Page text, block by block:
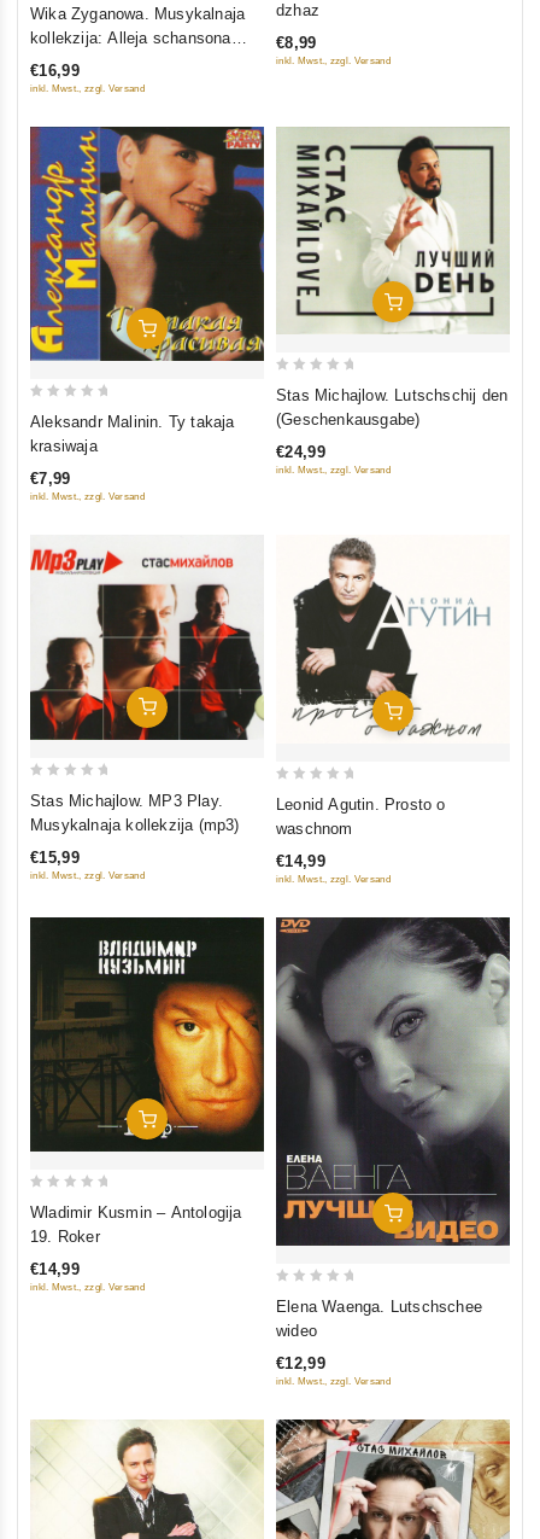
5
Wika Zyganowa. Musykalnaja
kollekzija: Alleja schansona
(DigiBook) (Podarotschnoe
isdanie)
€16,99
inkl. Mwst., zzgl. Versand
5
dzhaz
€8,99
inkl. Mwst., zzgl. Versand
In Den Warenkorb
5
Aleksandr Malinin. Ty takaja
krasiwaja
€7,99
inkl. Mwst., zzgl. Versand
In Den Warenkorb
5
Stas Michajlow. Lutschschij den
(Geschenkausgabe)
€24,99
inkl. Mwst., zzgl. Versand
In Den Warenkorb
5
Stas Michajlow. MP3 Play.
Musykalnaja kollekzija (mp3)
€15,99
inkl. Mwst., zzgl. Versand
In Den Warenkorb
5
Leonid Agutin. Prosto o
waschnom
€14,99
inkl. Mwst., zzgl. Versand
In Den Warenkorb
5
Wladimir Kusmin – Antologija
19. Roker
€14,99
inkl. Mwst., zzgl. Versand
In Den Warenkorb
5
Elena Waenga. Lutschschee
wideo
€12,99
inkl. Mwst., zzgl. Versand